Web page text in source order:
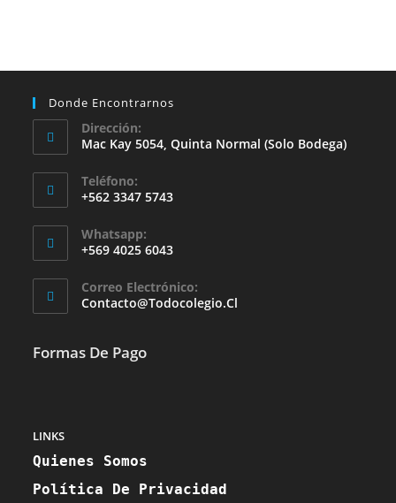
Donde Encontrarnos
Dirección:
Mac Kay 5054, Quinta Normal (solo Bodega)
Teléfono:
+562 3347 5743
Whatsapp:
+569 4025 6043
Abre
Tu
Correo Electrónico:
Contacto@todocolegio.cl
Formas De Pago
LINKS
Quienes Somos
Política De Privacidad